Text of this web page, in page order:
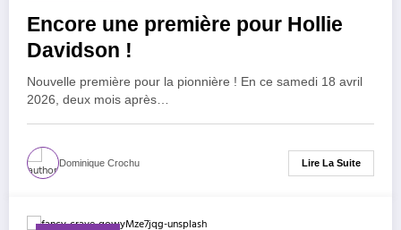
Encore une première pour Hollie
Davidson !
Nouvelle première pour la pionnière ! En ce samedi 18 avril
2026, deux mois après…
Dominique Crochu Lire La Suite